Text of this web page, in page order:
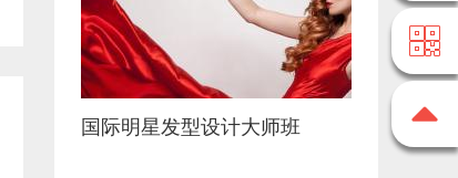
国际明星发型设计大师班